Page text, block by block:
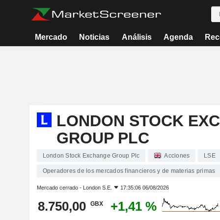
Mercado Noticias Análisis Agenda
LONDON STOCK
GROUP PLC
London Stock Exchange Group Plc Acciones LSE
Operadores de los mercados financieros y de materias primas
Mercado cerrado - London S.E. 17:35:06 06/08/2026
8.750,00 GBX +1,41 %